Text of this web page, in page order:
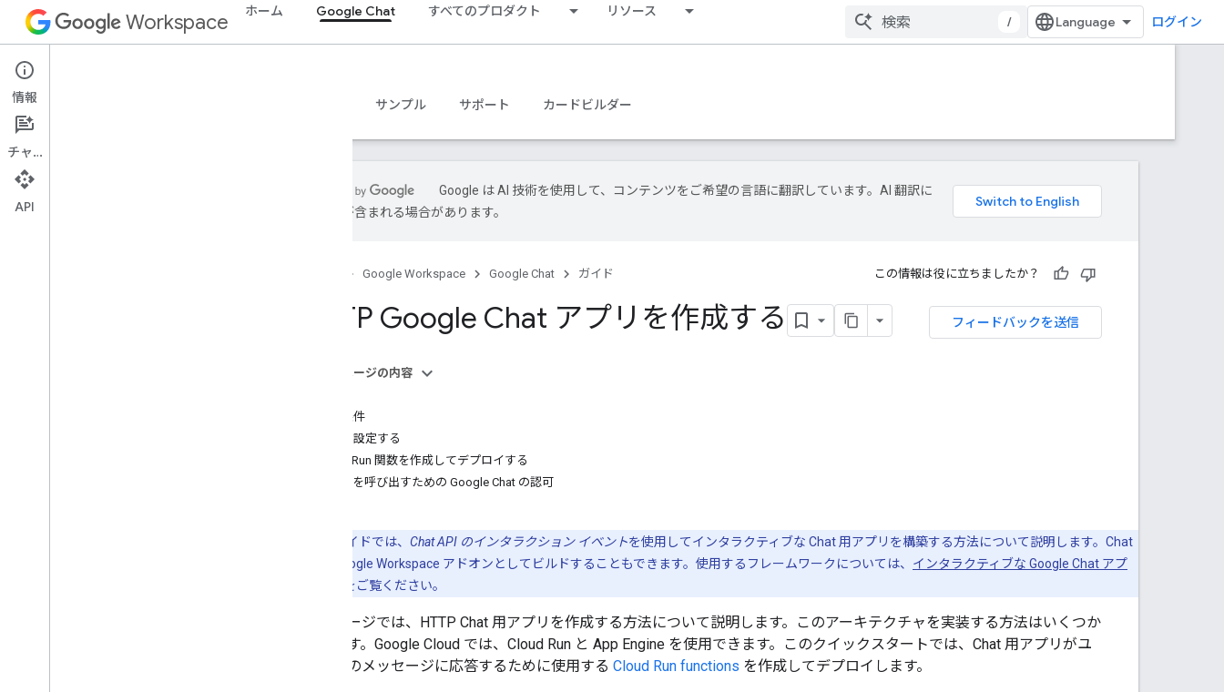
Workspace ホーム Google Chat すべてのプロダクト リソース
/ ログイン
Google Chat
概要 サンプル サポート カードビルダー
Google は AI 技術を使用して、コンテンツをご希望の言語に翻訳しています。AI 翻訳に
は誤りが含まれる場合があります。
Google Workspace Google Chat ガイド この情報は役に立ちましたか？
フィードバックを送信
HTTP Google Chat アプリを作成する
このページの内容
前提条件
環境を設定する
Cloud Run 関数を作成してデプロイする
関数を呼び出すための Google Chat の認可
このガイドでは、 Chat API のインタラクション イベントを使用してインタラクティブな Chat 用アプリを構築する方法について説明します。Chat
用アプリを Google Workspace アドオンとしてビルドすることもできます。使用するフレームワークについては、 インタラクティブな Google Chat アプ
をご覧ください。
このページでは、HTTP Chat 用アプリを作成する方法について説明します。このアーキテクチャを実装する方法はいくつか
あります。Google Cloud では、Cloud Run と App Engine を使用できます。このクイックスタートでは、Chat 用アプリがユ
ーザーのメッセージに応答するために使用する Cloud Run functions を作成してデプロイします。
情報
チャット
API